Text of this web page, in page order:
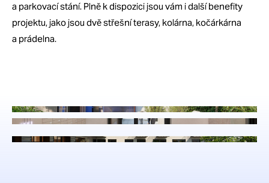
a parkovací stání. Plně k dispozici jsou vám i další benefity
projektu, jako jsou dvě střešní terasy, kolárna, kočárkárna
a prádelna.